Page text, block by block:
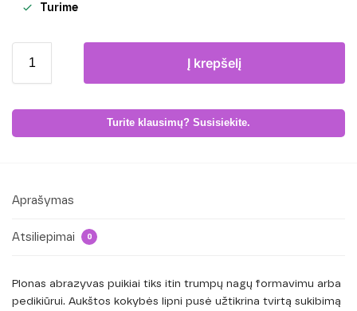
Turime
Į krepšelį
Turite klausimų? Susisiekite.
Aprašymas
Atsiliepimai 0
Plonas abrazyvas puikiai tiks itin trumpų nagų formavimu arba
pedikiūrui. Aukštos kokybės lipni pusė užtikrina tvirtą sukibimą